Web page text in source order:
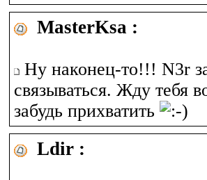
MasterKsa :
Ну наконец-то!!! N3r
связываться. Жду тебя
забудь прихватить
Ldir :